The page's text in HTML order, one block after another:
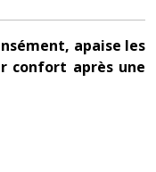
apaise les
confort après une